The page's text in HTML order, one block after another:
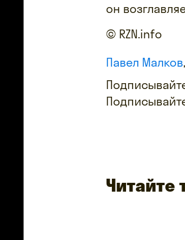
он
© RZN.info
Павел Малков
Читайте